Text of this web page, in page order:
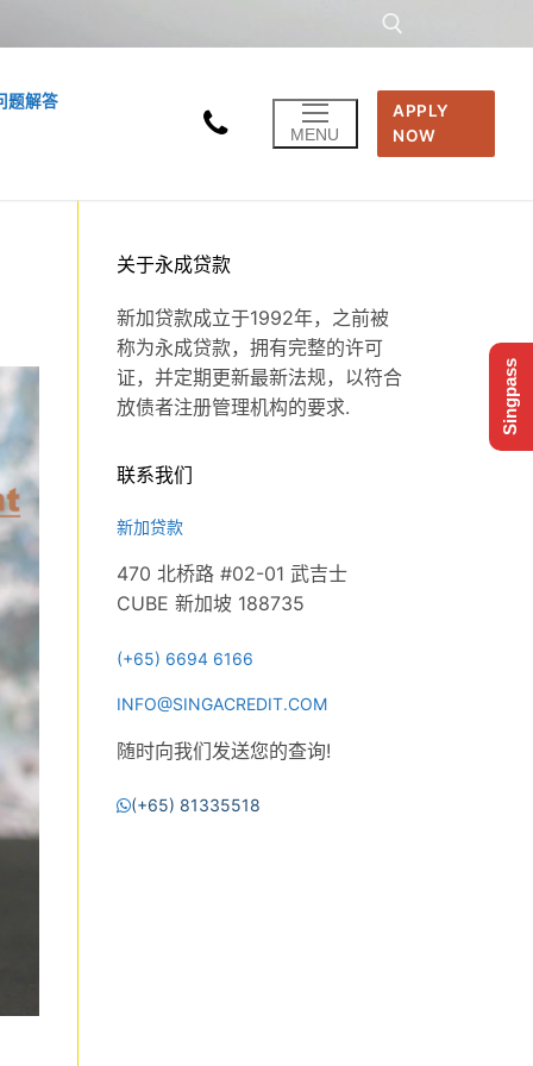
题解答
MENU
APPLY
NOW
关于永成贷款
新加贷款成立于1992年，之前被
称为永成贷款，拥有完整的许可
证，并定期更新最新法规，以符合
放债者注册管理机构的要求.
联系我们
新加贷款
470 北桥路 #02-01 武吉士
CUBE 新加坡 188735
(+65) 6694 6166
INFO@SINGACREDIT.COM
随时向我们发送您的查询!
(+65) 81335518
Singpass